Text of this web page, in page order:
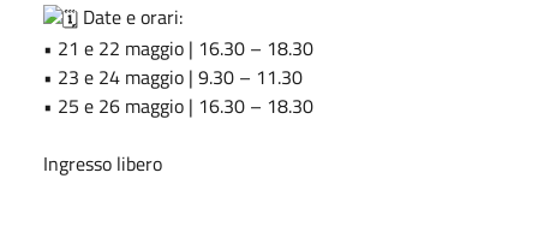
Date e orari:
• 21 e 22 maggio | 16.30 – 18.30
• 23 e 24 maggio | 9.30 – 11.30
• 25 e 26 maggio | 16.30 – 18.30
Ingresso libero